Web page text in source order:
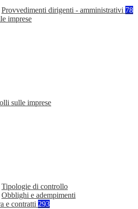
Provvedimenti dirigenti - amministrativi 78
imprese
sulle imprese
Tipologie di controllo
Obblighi e adempimenti
e contratti 293